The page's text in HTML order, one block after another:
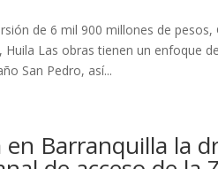
de 6 mil 900 millones de
Huila Las obras tienen un enfoque
San Pedro, así...
en Barranquilla la